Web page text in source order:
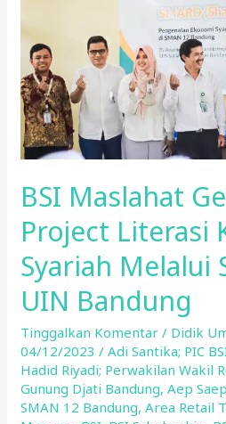
BSI Maslahat
Project Literasi
Syariah Melalui
UIN Bandung
Tinggalkan Komentar / Didik
04/12/2023/Adi Santika; PIC
Hadid Riyadi; Perwakilan Wakil
Gunung Djati Bandung,Aep
SMAN 12 Bandung,Area Retail
Keuangan
Syariah
Melalui
SMARD
di
Bandung